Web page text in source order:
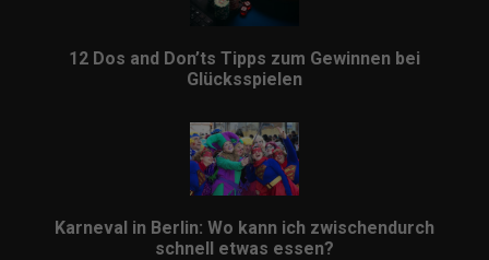
12 Dos and Don’ts Tipps zum Gewinnen bei
Glücksspielen
Karneval in Berlin: Wo kann ich zwischendurch
schnell etwas essen?